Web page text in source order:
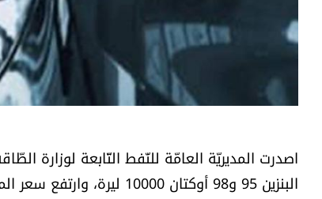
اصدرت المديريّة العامّة للنّفط التّابعة لوزارة
البنزين​ 95 و98 أوكتان 10000 ليرة، وارتفع سعر المازوت 16000 ليرة فيما بقي سعر الغاز على حاله.